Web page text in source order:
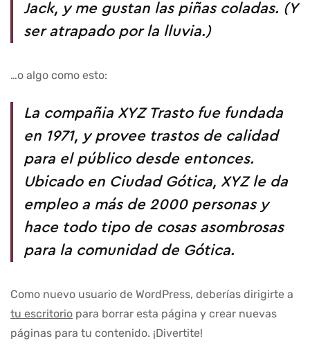
Jack, y me gustan las piñas coladas. (Y
ser atrapado por la lluvia.)
…o algo como esto:
La compañia XYZ Trasto fue fundada
en 1971, y provee trastos de calidad
para el público desde entonces.
Ubicado en Ciudad Gótica, XYZ le da
empleo a más de 2000 personas y
hace todo tipo de cosas asombrosas
para la comunidad de Gótica.
Como nuevo usuario de WordPress, deberías dirigirte a
tu escritorio para borrar esta página y crear nuevas
páginas para tu contenido. ¡Divertite!